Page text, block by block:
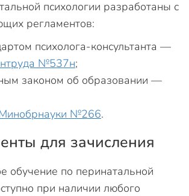
психологии разработаны с
регламентов:
психолога-консультанта —
№537н;
законом об образовании —
№266.
для зачисления
обучение по перинатальной
при наличии любого